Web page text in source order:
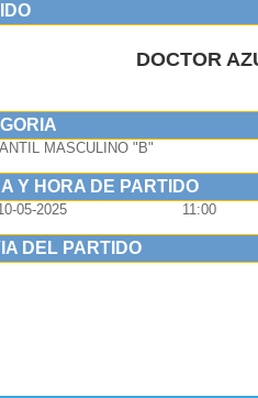
DOCTOR
MASCULINO "B"
Y HORA DE PARTIDO
05-2025 11:00
DEL PARTIDO